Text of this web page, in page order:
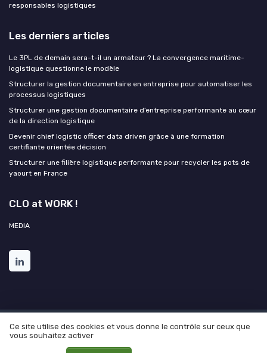
responsables logistiques
Les derniers articles
Le 3PL de demain sera-t-il un armateur ? La convergence maritime-
logistique questionne le modèle
Structurer la gestion documentaire en entreprise pour automatiser les
processus logistiques
Structurer une gestion documentaire d’entreprise performante au cœur
de la direction logistique
Devenir chief logistic officer data driven grâce à une formation
certifiante orientée décision
Structurer une filière logistique performante pour recycler les pots de
yaourt en France
CLO at WORK !
MEDIA
Mentions légales Politique de confidentialité
Grande
enquête 2025 sur l'IA et les directions logistiques
Ce site utilise des cookies et vous donne le contrôle sur ceux que
vous souhaitez activer